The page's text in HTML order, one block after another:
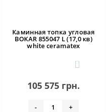
Каминная топка угловая
BOKAR 855047 L (17,0 кв)
white ceramatex
0
105 575 грн.
- +